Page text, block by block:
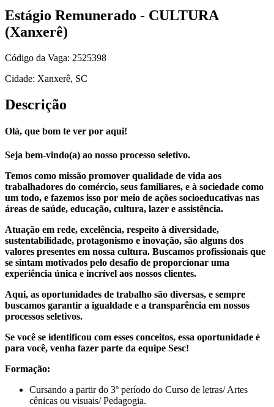
Estágio Remunerado - CULTURA
(Xanxerê)
Código da Vaga: 2525398
Cidade: Xanxerê, SC
Descrição
Olá, que bom te ver por aqui!
Seja bem-vindo(a) ao nosso processo seletivo.
Temos como missão promover qualidade de vida aos
trabalhadores do comércio, seus familiares, e à sociedade como
um todo, e fazemos isso por meio de ações socioeducativas nas
áreas de saúde, educação, cultura, lazer e assistência.
Atuação em rede, excelência, respeito à diversidade,
sustentabilidade, protagonismo e inovação, são alguns dos
valores presentes em nossa cultura. Buscamos profissionais que
se sintam motivados pelo desafio de proporcionar uma
experiência única e incrível aos nossos clientes.
Aqui, as oportunidades de trabalho são diversas, e sempre
buscamos garantir a igualdade e a transparência em nossos
processos seletivos.
Se você se identificou com esses conceitos, essa oportunidade é
para você, venha fazer parte da equipe Sesc!
Formação:
Cursando a partir do 3º período do Curso de letras/ Artes
cênicas ou visuais/ Pedagogia.